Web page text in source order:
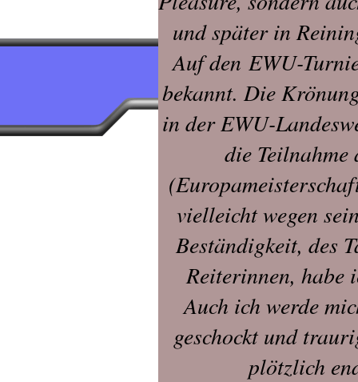
und später in
Auf den EWU-
bekannt. Die
in der EWU-
die
vielleicht wegen
Beständigkeit, des
Reiterinnen, habe
Auch ich werde
geschockt und
plötzlich